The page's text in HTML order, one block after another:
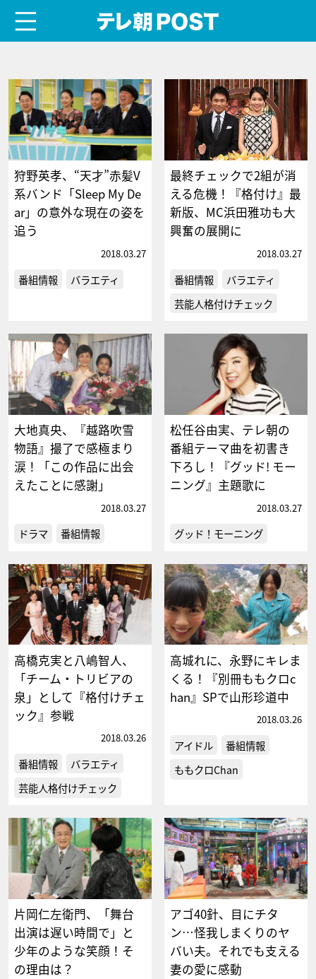
狩野英孝、“天才”赤髪V
系バンド「Sleep My De
ar」の意外な現在の姿を
追う
2018.03.27
番組情報 バラエティ
最終チェックで2組が消
える危機！『格付け』最
新版、MC浜田雅功も大
興奮の展開に
2018.03.27
番組情報
バラエティ
芸能人格付けチェック
大地真央、『越路吹雪
物語』撮了で感極まり
涙！「この作品に出会
えたことに感謝」
2018.03.27
ドラマ 番組情報
松任谷由実、テレ朝の
番組テーマ曲を初書き
下ろし！『グッド! モー
ニング』主題歌に
2018.03.27
グッド！モーニング
高橋克実と八嶋智人、
「チーム・トリビアの
泉」として『格付けチェ
ック』参戦
2018.03.26
番組情報
バラエティ
芸能人格付けチェック
高城れに、永野にキレま
くる！『別冊ももクロc
han』SPで山形珍道中
2018.03.26
アイドル
番組情報
ももクロChan
片岡仁左衛門、「舞台
出演は遅い時間で」と
少年のような笑顔！そ
の理由は？
アゴ40針、目にチタ
ン…怪我しまくりのヤ
バい夫。それでも支える
妻の愛に感動